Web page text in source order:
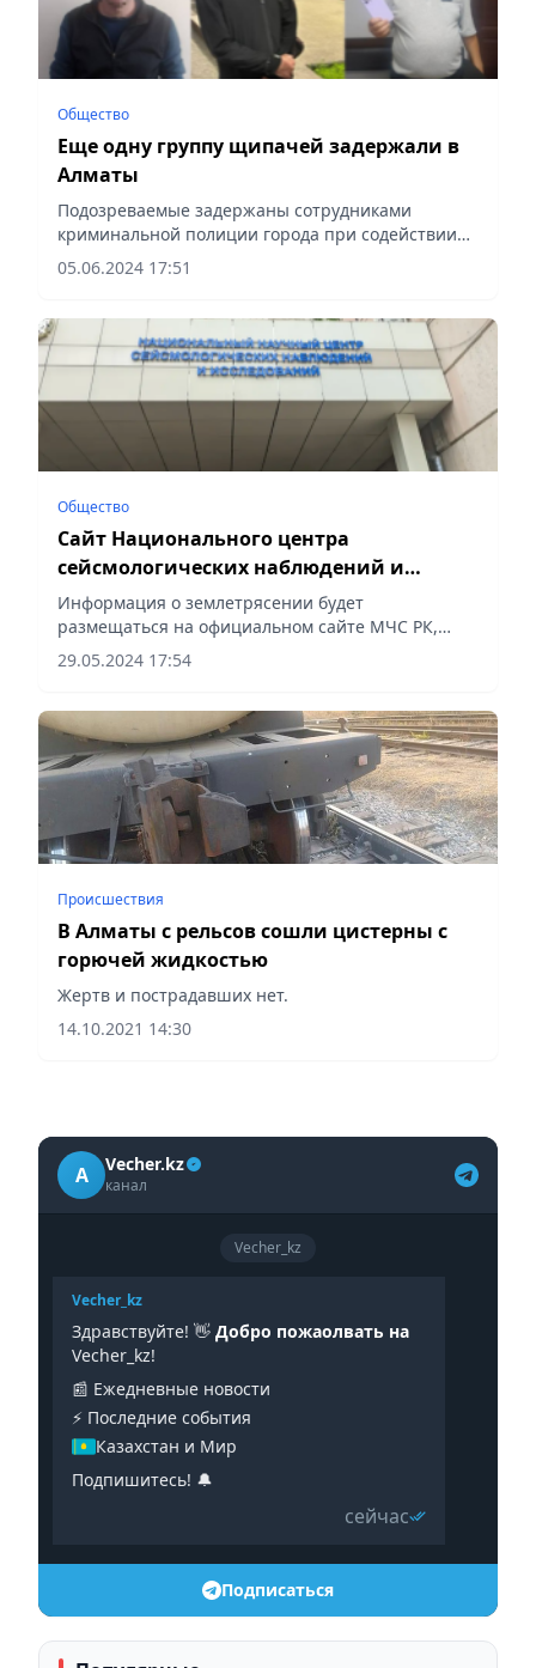
Общество
Еще одну группу щипачей задержали в
Алматы
Подозреваемые задержаны сотрудниками
криминальной полиции города при содействии
коллег из управлений полиции Бостандыкского и
Жетысуского районов, сообщает Vecher.kz.
05.06.2024 17:51
Общество
Сайт Национального центра
сейсмологических наблюдений и
Информация о землетрясении будет
размещаться на официальном сайте МЧС РК,
сообщает Vecher.kz.
29.05.2024 17:54
Происшествия
В Алматы с рельсов сошли цистерны с
горючей жидкостью
Жертв и пострадавших нет.
14.10.2021 14:30
A Vecher.kz
канал
Vecher_kz
Vecher_kz
Здравствуйте! 👋 Добро пожаолвать на
Vecher_kz!
📰 Ежедневные новости
⚡️ Последние события
Казахстан и Мир
Подпишитесь! 🔔
сейчас
Подписаться